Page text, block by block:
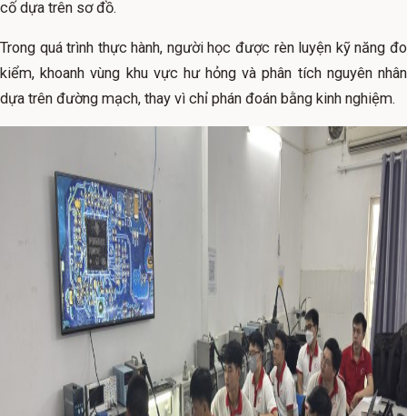
cố dựa trên sơ đồ.
Trong quá trình thực hành, người học được rèn luyện kỹ năng đo
kiểm, khoanh vùng khu vực hư hỏng và phân tích nguyên nhân
dựa trên đường mạch, thay vì chỉ phán đoán bằng kinh nghiệm.